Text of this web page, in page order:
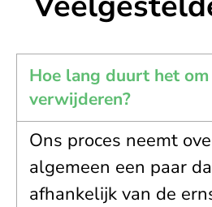
Hoe lang duurt het
verwijderen?
Ons proces neemt
algemeen een paar
afhankelijk van de